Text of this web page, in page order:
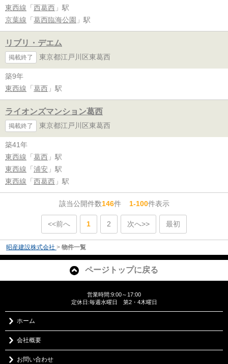
東西線 「 西葛西 」駅
京葉線 「 葛西臨海公園 」駅
リブリ・デエム
掲載終了 東京都江戸川区東葛西
築9年
東西線 「 葛西 」駅
ライオンズマンション葛西
掲載終了 東京都江戸川区東葛西
築41年
東西線 「 葛西 」駅
東西線 「 浦安 」駅
東西線 「 西葛西 」駅
該当公開件数146件1-100件表示
<<前へ 1 2 次へ>> 最初
昭産建設株式会社 > 物件一覧
ページトップに戻る
営業時間:9:00～17:00
定休日:毎週水曜日 第2・4木曜日
ホーム
会社概要
お問い合わせ